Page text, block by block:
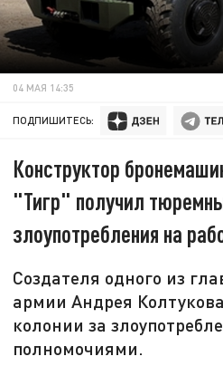
04 МАЯ 14:35
ПОДПИШИТЕСЬ:
Конструктор
"Тигр" получил
злоупотребления на
Создателя одного из
армии Андрея
колонии за
полномочиями.